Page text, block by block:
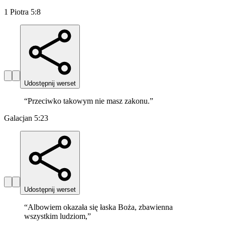
1 Piotra 5:8
Udostępnij werset
“Przeciwko takowym nie masz zakonu.”
Galacjan 5:23
Udostępnij werset
“Albowiem okazała się łaska Boża, zbawienna
wszystkim ludziom,”